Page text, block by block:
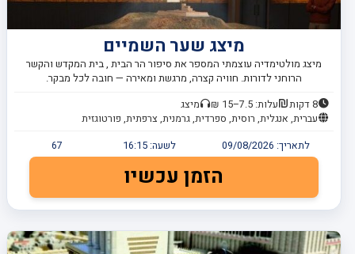
מיצג שער השמיים
מיצג מולטימדיה עוצמתי המספר את סיפור הר הבית , בית המקדש והקשר
הרוחני לדורות. חוויה קצרה, מרגשת ומאירה — חובה לכל מבקר.
8 דקות עלות: 7.5–15 ₪
מיצג
עברית, אנגלית, רוסית, ספרדית, גרמנית, צרפתית, פורטוגזית
לתאריך: 09/08/2026 לשעה:16:15
67
הזמן עכשיו